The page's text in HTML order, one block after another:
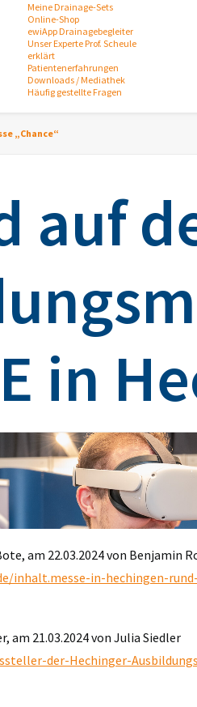
Meine Drainage-Sets
Online-Shop
ewiApp Drainagebegleiter
Unser Experte Prof. Scheule
erklärt
Patientenerfahrungen
Downloads / Mediathek
Häufig gestellte Fragen
„Chance“
auf
in
am 22.03.2024 von Benjamin
inhalt.messe-in-hechingen-
21.03.2024 von Julia Siedler
der-Hechinger-